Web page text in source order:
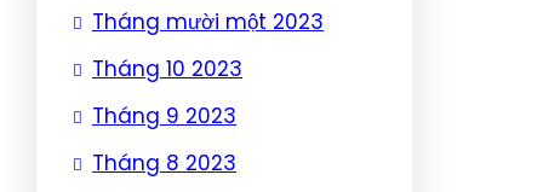
Tháng mười một 2023
Tháng 10 2023
Tháng 9 2023
Tháng 8 2023